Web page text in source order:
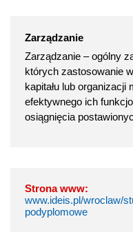
Zarządzanie
Zarządzanie – ogólny
których zastosowanie
kapitału lub
efektywnego ich
osiągnięcia
Strona www:
www.ideis.pl/wroclaw/
podyplomowe